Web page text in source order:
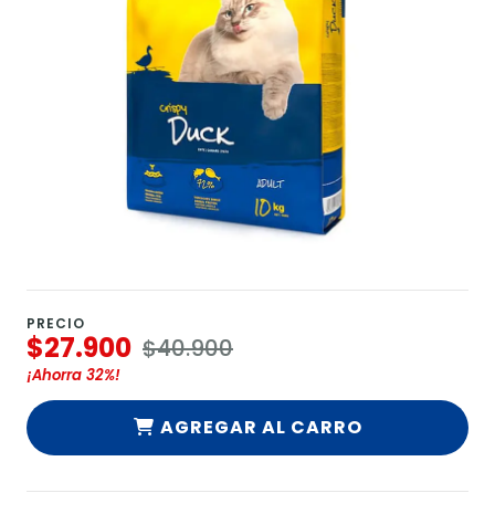
PRECIO
$27.900 $40.900
¡Ahorra 32%!
AGREGAR AL CARRO